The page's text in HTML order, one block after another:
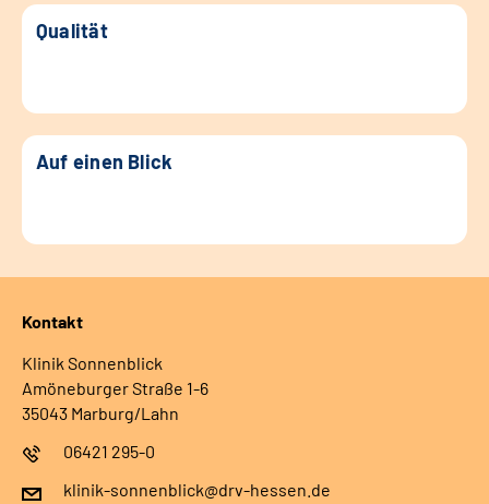
Qualität
Auf einen Blick
Kontakt
Klinik Sonnenblick
Amöneburger Straße 1-6
35043 Marburg/Lahn
06421 295-0
klinik-sonnenblick@drv-hessen.de